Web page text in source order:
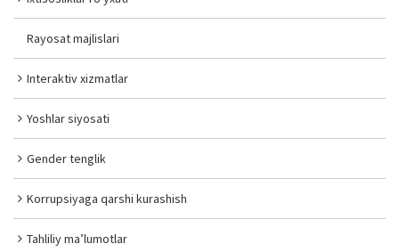
Rayosat majlislari
Interaktiv xizmatlar
Yoshlar siyosati
Gender tenglik
Korrupsiyaga qarshi kurashish
Tahliliy ma’lumotlar